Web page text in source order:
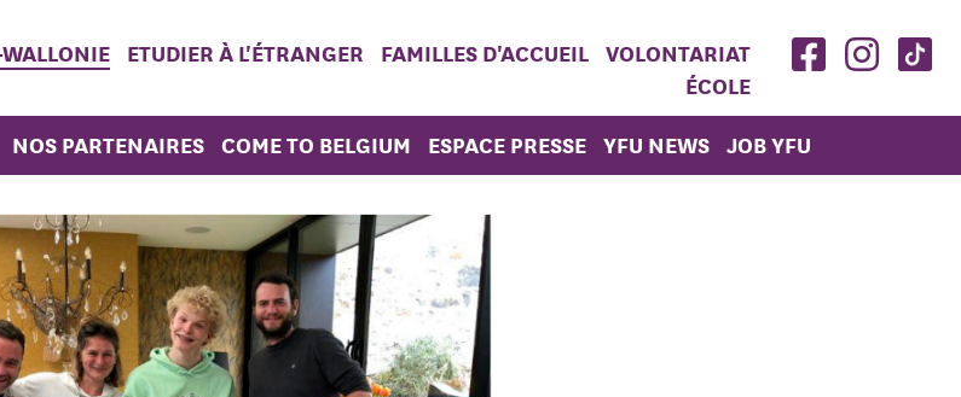
ETUDIER À L'ÉTRANGER FAMILLES D'ACCUEIL
VOLONTARIAT
ÉCOLE
NOS PARTENAIRES COME TO BELGIUM ESPACE PRESSE YFU NEWS JOB YFU